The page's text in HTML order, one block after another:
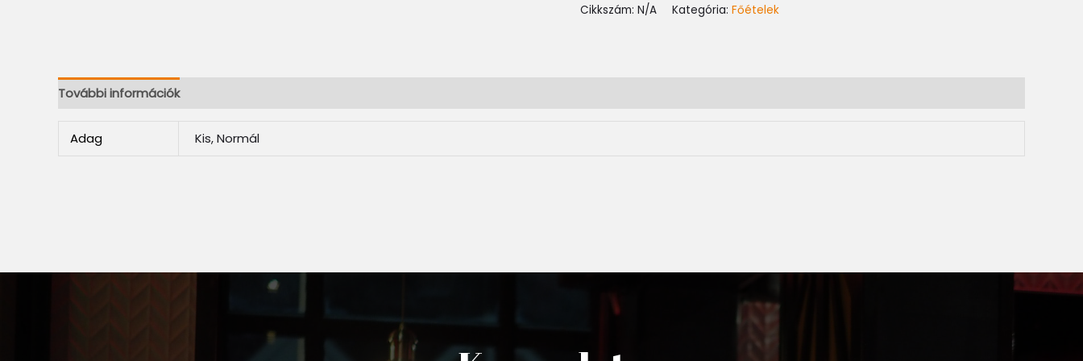
Cikkszám: N/A Kategória: Főételek
További információk
Adag Kis, Normál